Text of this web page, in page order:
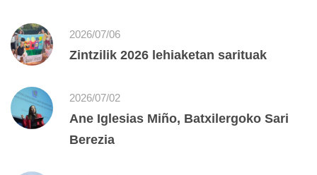
2026/07/06
Zintzilik 2026 lehiaketan sarituak
2026/07/02
Ane Iglesias Miño, Batxilergoko Sari
Berezia